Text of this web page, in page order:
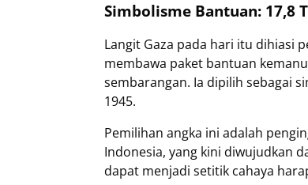
Simbolisme Bantuan: 17,8
Langit Gaza pada hari itu dihiasi
membawa paket bantuan
sembarangan. Ia dipilih sebagai
1945.
Pemilihan angka ini adalah
Indonesia, yang kini diwujudkan
dapat menjadi setitik cahaya